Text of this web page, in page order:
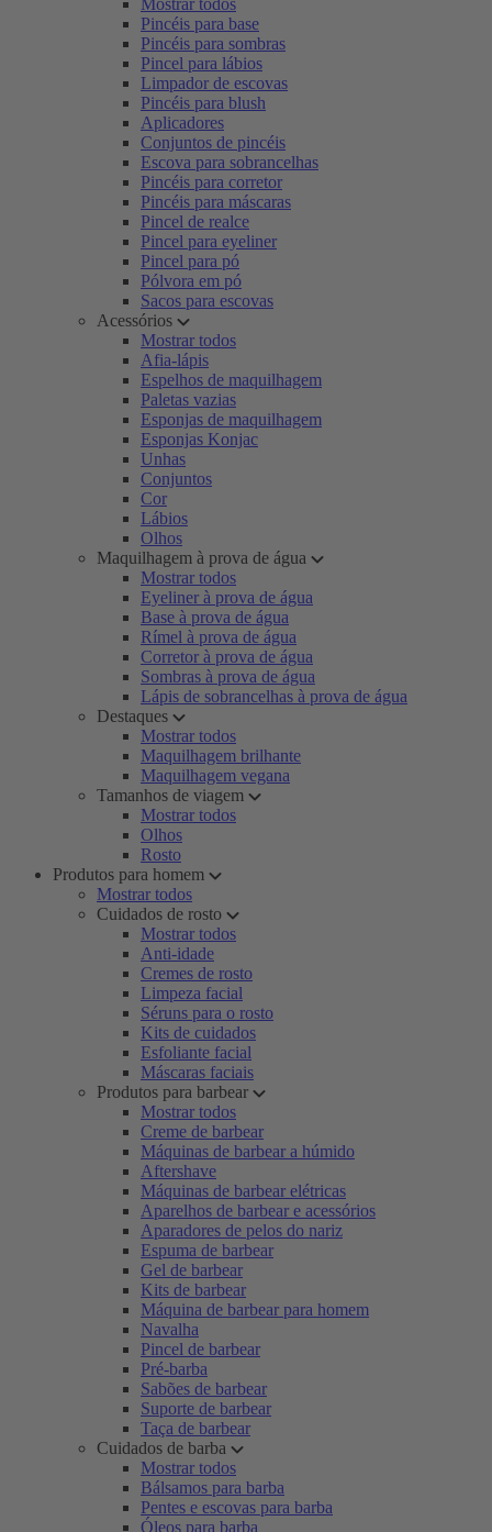
Mostrar todos
Pincéis para base
Pincéis para sombras
Pincel para lábios
Limpador de escovas
Pincéis para blush
Aplicadores
Conjuntos de pincéis
Escova para sobrancelhas
Pincéis para corretor
Pincéis para máscaras
Pincel de realce
Pincel para eyeliner
Pincel para pó
Pólvora em pó
Sacos para escovas
Acessórios
Mostrar todos
Afia-lápis
Espelhos de maquilhagem
Paletas vazias
Esponjas de maquilhagem
Esponjas Konjac
Unhas
Conjuntos
Cor
Lábios
Olhos
Maquilhagem à prova de água
Mostrar todos
Eyeliner à prova de água
Base à prova de água
Rímel à prova de água
Corretor à prova de água
Sombras à prova de água
Lápis de sobrancelhas à prova de água
Destaques
Mostrar todos
Maquilhagem brilhante
Maquilhagem vegana
Tamanhos de viagem
Mostrar todos
Olhos
Rosto
Produtos para homem
Mostrar todos
Cuidados de rosto
Mostrar todos
Anti-idade
Cremes de rosto
Limpeza facial
Séruns para o rosto
Kits de cuidados
Esfoliante facial
Máscaras faciais
Produtos para barbear
Mostrar todos
Creme de barbear
Máquinas de barbear a húmido
Aftershave
Máquinas de barbear elétricas
Aparelhos de barbear e acessórios
Aparadores de pelos do nariz
Espuma de barbear
Gel de barbear
Kits de barbear
Máquina de barbear para homem
Navalha
Pincel de barbear
Pré-barba
Sabões de barbear
Suporte de barbear
Taça de barbear
Cuidados de barba
Mostrar todos
Bálsamos para barba
Pentes e escovas para barba
Óleos para barba